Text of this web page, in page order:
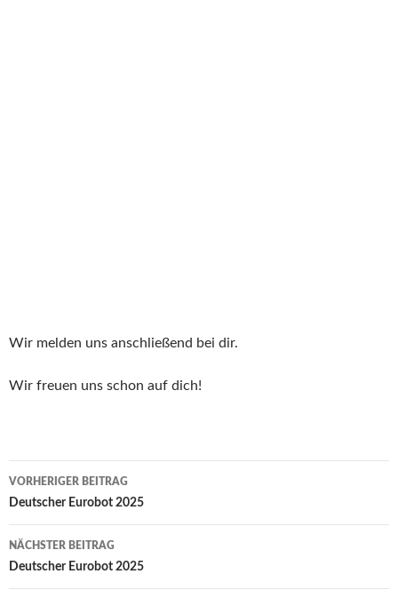
Wir melden uns anschließend bei dir.
Wir freuen uns schon auf dich!
Beitragsnavigation
VORHERIGER BEITRAG
Deutscher Eurobot 2025
NÄCHSTER BEITRAG
Deutscher Eurobot 2025